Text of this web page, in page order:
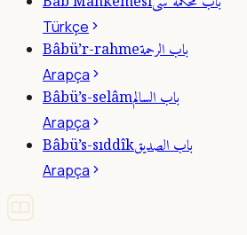
Türkçe
Bâbü’r-rahmeباب الرحمة
Arapça
Bâbü’s-selâmباب السالم
Arapça
Bâbü’s-sıddîkباب الصديق
Arapça